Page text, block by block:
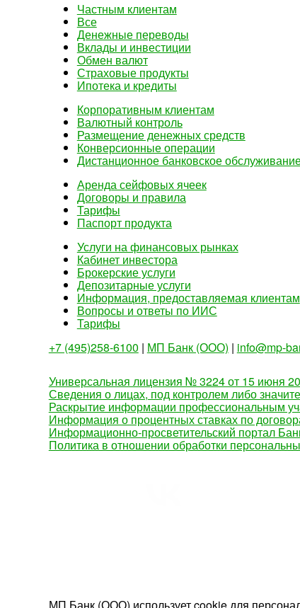
Частным клиентам
Все
Денежные переводы
Вклады и инвестиции
Обмен валют
Страховые продукты
Ипотека и кредиты
Корпоративным клиентам
Валютный контроль
Размещение денежных средств
Конверсионные операции
Дистанционное банковское
Аренда сейфовых ячеек
Договоры и правила
Тарифы
Паспорт продукта
Услуги на финансовых рынках
Кабинет инвестора
Брокерские услуги
Депозитарные услуги
Информация, предоставляемая клиентам
Вопросы и ответы по ИИС
Тарифы
+7 (495)258-6100 | МП Банк (ООО) | info@mp-
Универсальная лицензия № 3224 от 15 июня
Сведения о лицах, под контролем либо
Раскрытие информации профессиональным
Информация о процентных ставках по
Информационно-просветительский портал
Политика в отношении обработки